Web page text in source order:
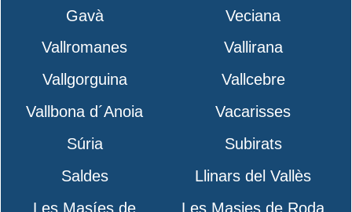
Gavà
Veciana
Vallromanes
Vallirana
Vallgorguina
Vallcebre
Vallbona d´Anoia
Vacarisses
Súria
Subirats
Saldes
Llinars del Vallès
Les Masíes de
Les Masies de Roda